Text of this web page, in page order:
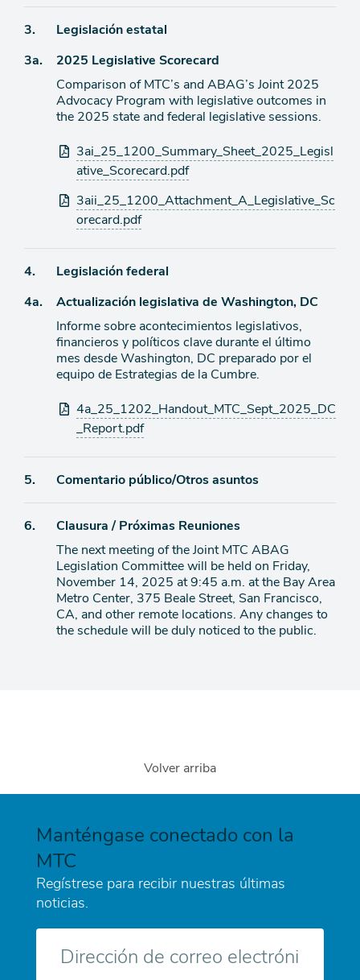
Ítem
de
agenda
3.
Legislación estatal
Ítem
agenda
3a.
2025 Legislative Scorecard
Comparison of MTC’s and ABAG’s Joint 2025
Advocacy Program with legislative outcomes in
the 2025 state and federal legislative sessions.
Archivos
adjuntos
3ai_25_1200_Summary_Sheet_2025_Legisl
ative_Scorecard.pdf
3aii_25_1200_Attachment_A_Legislative_Sc
orecard.pdf
Ítem
de
agenda
4.
Legislación federal
Ítem
agenda
4a.
Actualización legislativa de Washington, DC
Informe sobre acontecimientos legislativos,
financieros y políticos clave durante el último
mes desde Washington, DC preparado por el
equipo de Estrategias de la Cumbre.
Archivos
adjuntos
4a_25_1202_Handout_MTC_Sept_2025_DC
_Report.pdf
Ítem
agenda
5. Comentario público/Otros asuntos
Ítem
agenda
6.
Clausura / Próximas Reuniones
The next meeting of the Joint MTC ABAG
Legislation Committee will be held on Friday,
November 14, 2025 at 9:45 a.m. at the Bay Area
Metro Center, 375 Beale Street, San Francisco,
CA, and other remote locations. Any changes to
the schedule will be duly noticed to the public.
Volver arriba
Manténgase conectado con la
MTC
Regístrese para recibir nuestras últimas
noticias.
electrónico